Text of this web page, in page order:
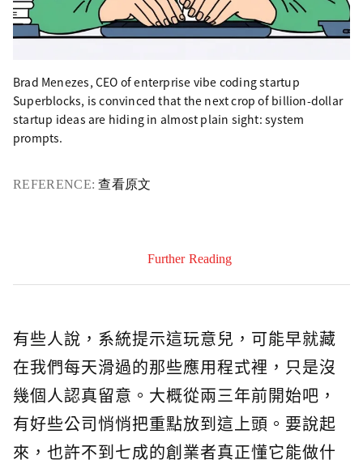
Brad Menezes, CEO of enterprise vibe coding startup
Superblocks, is convinced that the next crop of billion-dollar
startup ideas are hiding in almost plain sight: system
prompts.
REFERENCE: 查看原文
Further Reading
有些人說，系統提示這玩意兒，可能早就藏
在我們每天滑過的那些應用程式裡，只是沒
幾個人認真留意。大概從兩三年前開始吧，
有好些公司悄悄把重點放到這上頭。要說起
來，也許不到七成的創業者真正懂它能做什